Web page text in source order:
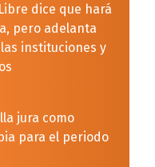
dice que hará
pero adelanta
instituciones y
jura como
para el periodo